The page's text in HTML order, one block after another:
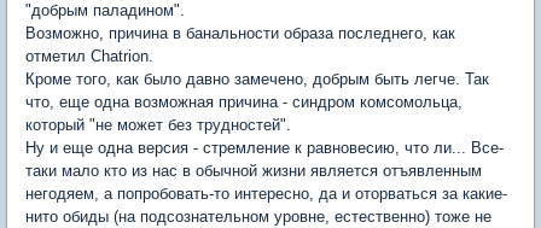
"добрым паладином".
Возможно, причина в банальности образа последнего, как
отметил Chatrion.
Кроме того, как было давно замечено, добрым быть легче. Так
что, еще одна возможная причина - синдром комсомольца,
который "не может без трудностей".
Ну и еще одна версия - стремление к равновесию, что ли... Все-
таки мало кто из нас в обычной жизни является отъявленным
негодяем, а попробовать-то интересно, да и оторваться за какие-
нито обиды (на подсознательном уровне, естественно) тоже не